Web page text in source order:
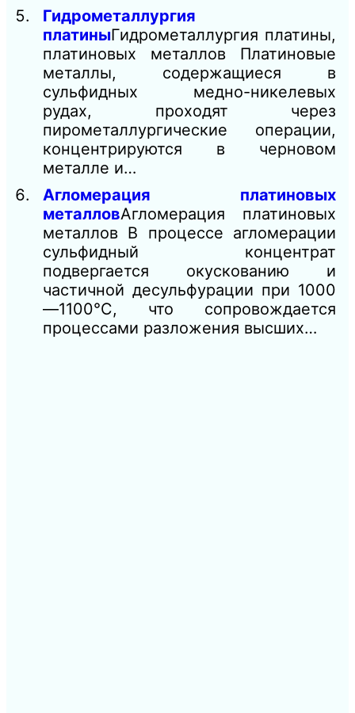
Гидрометаллургия
платиныГидрометаллургия платины,
платиновых металлов Платиновые
металлы, содержащиеся в
сульфидных медно-никелевых
рудах, проходят через
пирометаллургические операции,
концентрируются в черновом
металле и…
Агломерация платиновых
металловАгломерация платиновых
металлов В процессе агломерации
сульфидный концентрат
подвергается окускованию и
частичной десульфурации при 1000
—1100°С, что сопровождается
процессами разложения высших…